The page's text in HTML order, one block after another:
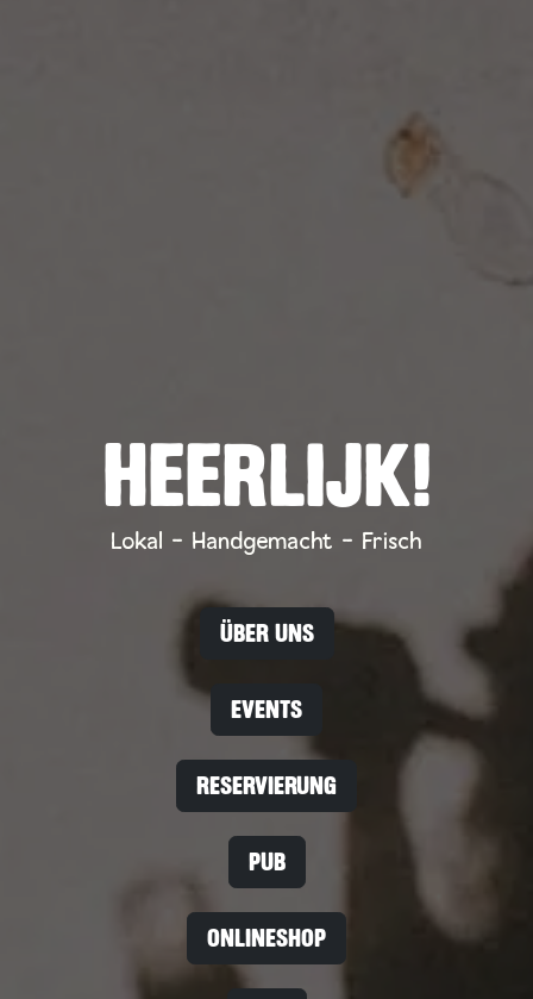
HEERLIJK!
Lokal - Handgemacht - Frisch
ONLINESHOP
ÜBER UNS
EVENTS
PUB
RESERVIERUNG